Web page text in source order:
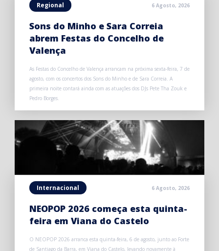
Regional 6 Agosto, 2026
Sons do Minho e Sara Correia
abrem Festas do Concelho de
Valença
As Festas do Concelho de Valença arrancam na próxima sexta-feira, 7 de
agosto, com os concertos dos Sons do Minho e de Sara Correia. A
primeira noite contará ainda com as atuações dos DJs Pete Tha Zouk e
Pedro Borges.
Internacional 6 Agosto, 2026
NEOPOP 2026 começa esta quinta-
feira em Viana do Castelo
O NEOPOP 2026 arranca esta quinta-feira, 6 de agosto, junto ao Forte
de Santiago da Barra, em Viana do Castelo, levando novamente à